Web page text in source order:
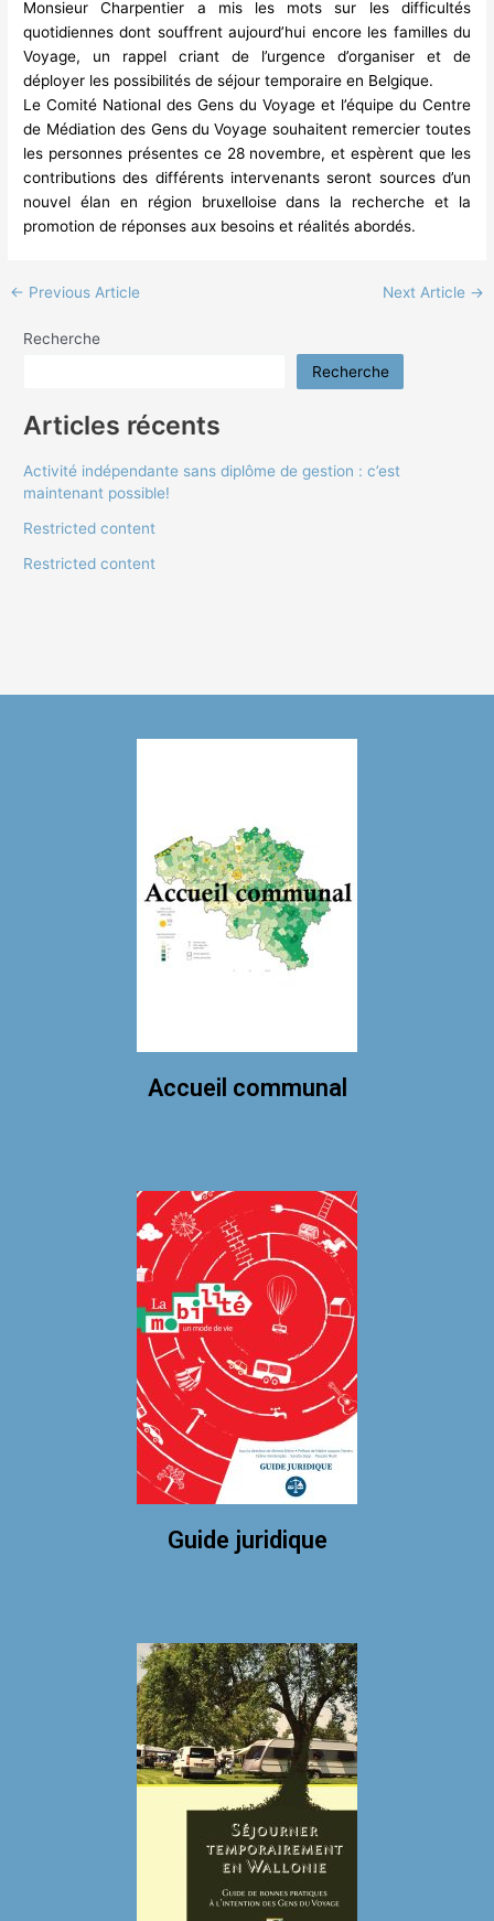
Monsieur Charpentier a mis les mots sur les difficultés
quotidiennes dont souffrent aujourd’hui encore les familles du
Voyage, un rappel criant de l’urgence d’organiser et de
déployer les possibilités de séjour temporaire en Belgique.
Le Comité National des Gens du Voyage et l’équipe du Centre
de Médiation des Gens du Voyage souhaitent remercier toutes
les personnes présentes ce 28 novembre, et espèrent que les
contributions des différents intervenants seront sources d’un
nouvel élan en région bruxelloise dans la recherche et la
promotion de réponses aux besoins et réalités abordés.
← Previous Article Next Article →
Recherche
Recherche
Articles récents
Activité indépendante sans diplôme de gestion : c’est
maintenant possible!
Restricted content
Restricted content
Accueil communal
Guide juridique